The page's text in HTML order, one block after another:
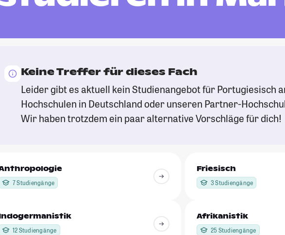
Keine Treffer für dieses Fach
Leider gibt es aktuell kein Studienangebot für Portugiesisch
Hochschulen in Deutschland oder unseren Partner-
Wir haben trotzdem ein paar alternative Vorschläge für dich!
7 Studiengänge
Friesisch
3 Studiengänge
12 Studiengänge
Afrikanistik
25 Studiengänge